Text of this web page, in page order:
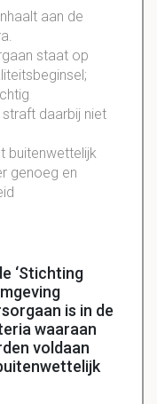
aan de
staat op
daarbij niet
buitenwettelijk
genoeg en
‘Stichting
is in de
waaraan
voldaan